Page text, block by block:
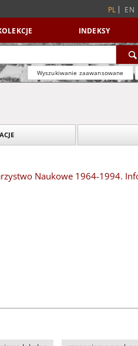
PL EN
INDEKSY
Wyszukiwanie zaawansowane
Naukowe 1964-1994.